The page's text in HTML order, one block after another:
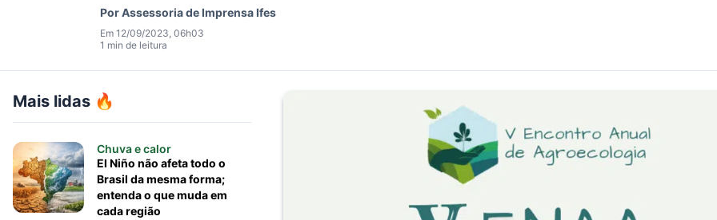
PorAssessoria de Imprensa Ifes
Em 12/09/2023, 06h03
1 min de leitura
Mais lidas 🔥
Chuva e calor
El Niño não afeta todo o
Brasil da mesma forma;
entenda o que muda em
cada região